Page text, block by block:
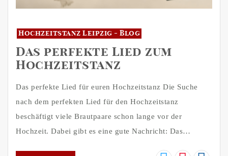
Hochzeitstanz Leipzig - Blog
Das perfekte Lied zum
Hochzeitstanz
Das perfekte Lied für euren Hochzeitstanz Die Suche
nach dem perfekten Lied für den Hochzeitstanz
beschäftigt viele Brautpaare schon lange vor der
Hochzeit. Dabei gibt es eine gute Nachricht: Das…